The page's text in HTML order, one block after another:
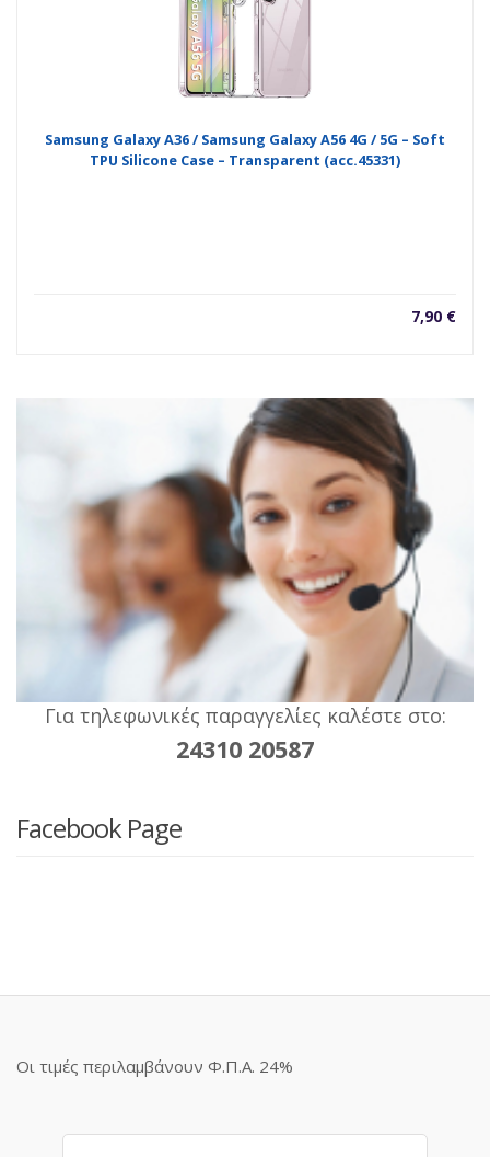
Samsung Galaxy A36 / Samsung Galaxy A56 4G / 5G – Soft
TPU Silicone Case – Transparent (acc.45331)
7,90 €
Για τηλεφωνικές παραγγελίες καλέστε στο:
24310 20587
Facebook Page
Οι τιμές περιλαμβάνουν Φ.Π.Α. 24%
Αναζήτηση